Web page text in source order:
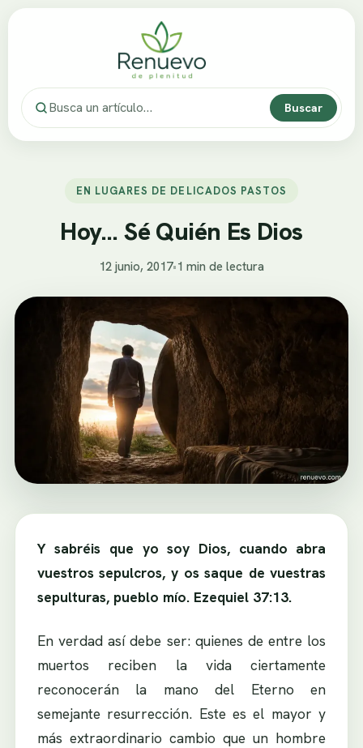
Buscar
EN LUGARES DE DELICADOS PASTOS
Hoy… Sé Quién Es Dios
12 junio, 2017•1 min de lectura
Y sabréis que yo soy Dios, cuando abra
vuestros sepulcros, y os saque de vuestras
sepulturas, pueblo mío. Ezequiel 37:13.
En verdad así debe ser: quienes de entre los
muertos reciben la vida ciertamente
reconocerán la mano del Eterno en
semejante resurrección. Este es el mayor y
más extraordinario cambio que un hombre